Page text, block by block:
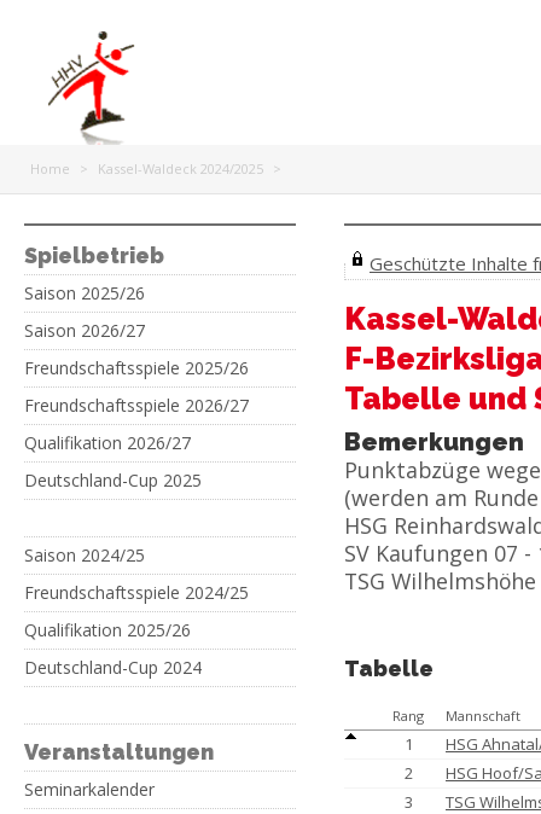
Home > Kassel-Waldeck 2024/2025 >
Spielbetrieb
Saison 2025/26
Saison 2026/27
Freundschaftsspiele 2025/26
Freundschaftsspiele 2026/27
Qualifikation 2026/27
Deutschland-Cup 2025
Saison 2024/25
Freundschaftsspiele 2024/25
Qualifikation 2025/26
Deutschland-Cup 2024
Veranstaltungen
Seminarkalender
Geschützte Inhalte
Kassel-
F-
Tabelle und
Bemerkungen
Punktabzüge
(werden am
HSG
SV Kaufungen 07
TSG
Tabelle
Rang Mannschaft
1
HSG
2
HSG Hoof/
3
TSG